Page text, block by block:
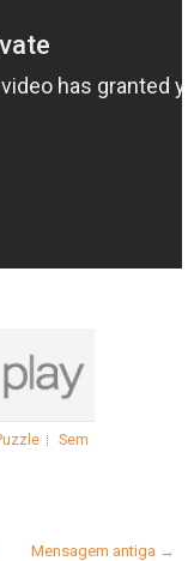
Sem
Mensagem antiga →